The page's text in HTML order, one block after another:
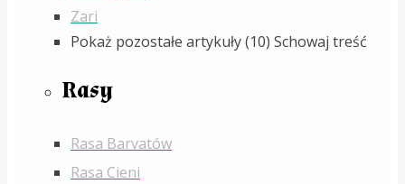
Zari
Pokaż pozostałe artykuły (10) Schowaj treść
Rasy
Rasa Barvatów
Rasa Cieni